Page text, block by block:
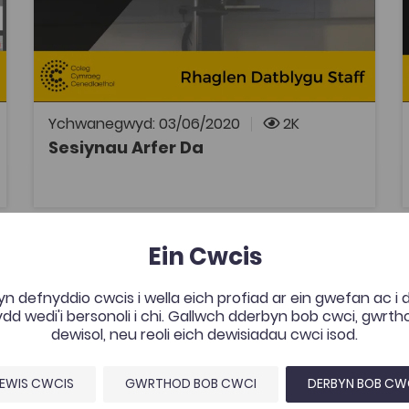
Ychwanegwyd: 03/06/2020 2K
Sesiynau Arfer Da
Cyfres o sesiynau arfer da ar gyfer
ddarlithwyr sy'n dysgu drwy gyfrwng y
Gymraeg. Cefnogi Myfyrwyr, Dr Dylan Foster
Evans Arwain a Rheoli, Heledd Bebb Datblygu
Darpariaeth, Manon George Marchnata
Modiwlau Cymraeg, Manon Jones
Gweithdy Gwerthuso Addysgu
Tagiau
Rhaglen Datblygu Staff
Gweithdy gan Dr Gwawr Ifan, sy'n annog
Ein Cwcis
defnyddio cwcis i wella eich profiad ar ein gwefan ac i
wedi'i bersonoli i chi. Gallwch dderbyn bob cwci,
dewisol, neu reoli eich dewisiadau cwci isod.
CWCIS GWRTHOD BOB CWCI DERBYN BOB